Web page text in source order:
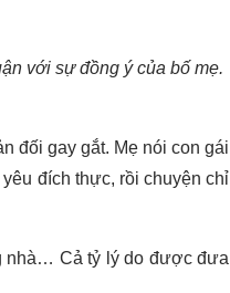
với sự đồng ý của bố mẹ.
đối gay gắt. Mẹ nói con gái
đích thực, rồi chuyện chỉ
nhà… Cả tỷ lý do được đưa